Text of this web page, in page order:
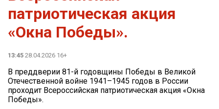
патриотическая акция
«Окна Победы».
13:45 28.04.2026 16+
В преддверии 81-й годовщины Победы в Великой
Отечественной войне 1941–1945 годов в России
проходит Всероссийская патриотическая акция «Окна
Победы».